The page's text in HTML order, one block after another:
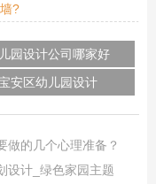
?
园设计公司哪家好
安区幼儿园设计
做的几个心理准备？
设计_绿色家园主题